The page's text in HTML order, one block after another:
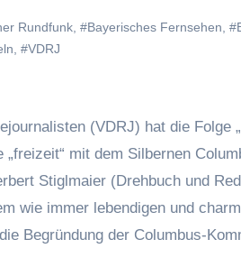
Rundfunk #Bayerisches Fernsehen
#VDRJ
(VDRJ) hat die Folge
„freizeit“ mit dem Silbernen
Stiglmaier (Drehbuch und
wie immer lebendigen und
Begründung der Columbus-